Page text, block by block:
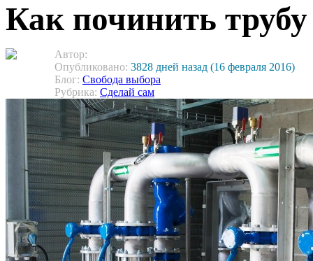
Как починить
Автор:
Опубликовано: 3828 дней назад (16 февраля 2016)
Блог: Свобода выбора
Рубрика: Сделай сам